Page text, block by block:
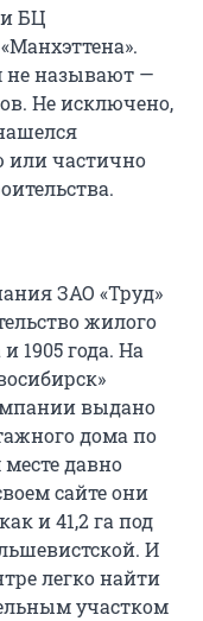
и БЦ
не называют —
Не исключено,
или частично
ЗАО «Труд»
жилого
1905 года. На
выдано
дома по
месте давно
сайте они
и 41,2 га под
И
легко найти
участком